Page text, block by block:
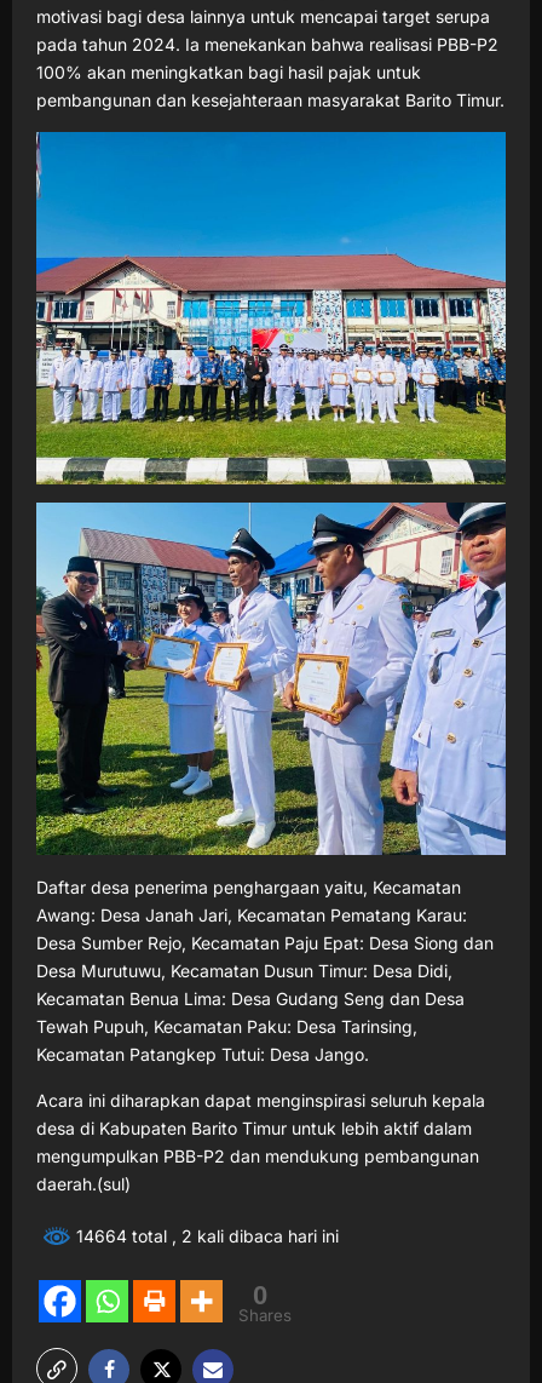
motivasi bagi desa lainnya untuk mencapai target serupa
pada tahun 2024. Ia menekankan bahwa realisasi PBB-P2
100% akan meningkatkan bagi hasil pajak untuk
pembangunan dan kesejahteraan masyarakat Barito Timur.
Daftar desa penerima penghargaan yaitu, Kecamatan
Awang: Desa Janah Jari, Kecamatan Pematang Karau:
Desa Sumber Rejo, Kecamatan Paju Epat: Desa Siong dan
Desa Murutuwu, Kecamatan Dusun Timur: Desa Didi,
Kecamatan Benua Lima: Desa Gudang Seng dan Desa
Tewah Pupuh, Kecamatan Paku: Desa Tarinsing,
Kecamatan Patangkep Tutui: Desa Jango.
Acara ini diharapkan dapat menginspirasi seluruh kepala
desa di Kabupaten Barito Timur untuk lebih aktif dalam
mengumpulkan PBB-P2 dan mendukung pembangunan
daerah.(sul)
14664 total , 2 kali dibaca hari ini
0
Shares